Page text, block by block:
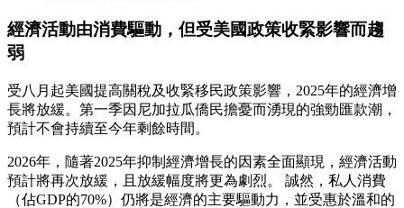
經濟活動由消費驅動，但受美國政策收緊影響而趨
弱
受八月起美國提高關稅及收緊移民政策影響，2025年的經濟增
長將放緩。第一季因尼加拉瓜僑民擔憂而湧現的強勁匯款潮，
預計不會持續至今年剩餘時間。
2026年，隨著2025年抑制經濟增長的因素全面顯現，經濟活動
預計將再次放緩，且放緩幅度將更為劇烈。 誠然，私人消費
（佔GDP的70%）仍將是經濟的主要驅動力，並受惠於溫和的